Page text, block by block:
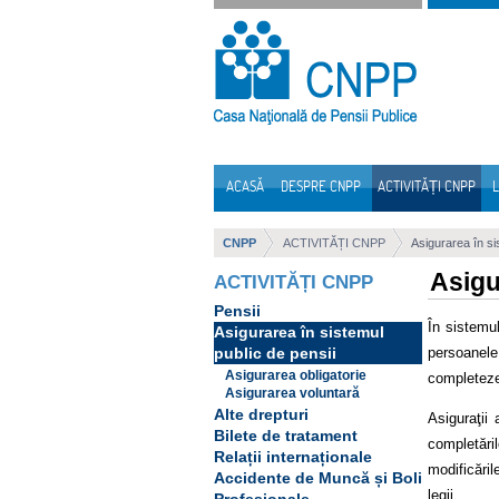
Sari la continut
ACASĂ DESPRE CNPP ACTIVITĂȚI CNPP
CNPP ACTIVITĂȚI CNPP Asigurarea în
ACTIVITĂȚI CNPP
Pensii
Asigurarea în sistemul
public de pensii
Asigurarea obligatorie
Asigurarea voluntară
Alte drepturi
Bilete de tratament
Relații internaționale
Accidente de Muncă și Boli
În
Asiguraţii
legii.